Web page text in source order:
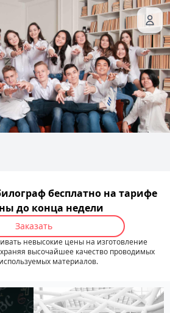
бесплатно на тарифе
до конца недели
Заказать
невысокие цены на изготовление
высочайшее качество проводимых
материалов.